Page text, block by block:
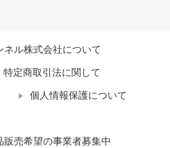
ネル株式会社について
特定商取引法に関して
個人情報保護について
売希望の事業者募集中